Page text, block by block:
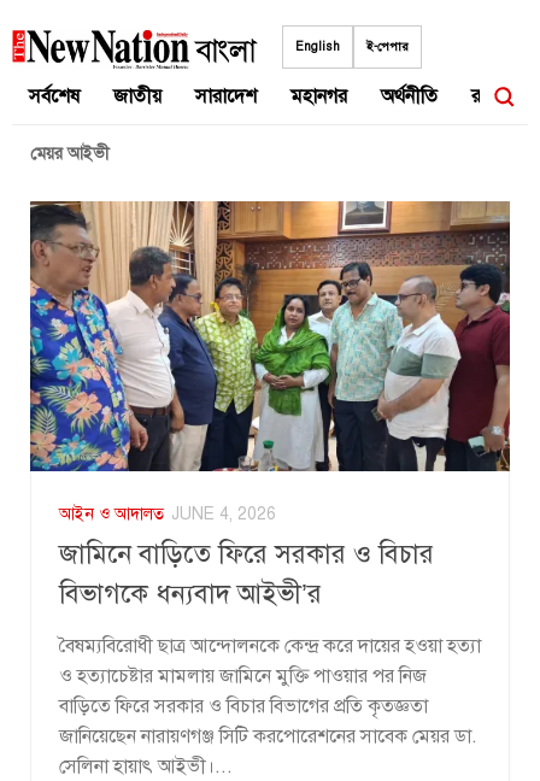
to
English ই-পেপার
সর্বশেষ জাতীয় সারাদেশ মহানগর অর্থনীতি রাজনীতি
মেয়র আইভী
আইন ও আদালত JUNE 4, 2026
জামিনে বাড়িতে ফিরে সরকার ও বিচার
বিভাগকে ধন্যবাদ আইভী’র
বৈষম্যবিরোধী ছাত্র আন্দোলনকে কেন্দ্র করে দায়ের হওয়া হত্যা
ও হত্যাচেষ্টার মামলায় জামিনে মুক্তি পাওয়ার পর নিজ
বাড়িতে ফিরে সরকার ও বিচার বিভাগের প্রতি কৃতজ্ঞতা
জানিয়েছেন নারায়ণগঞ্জ সিটি করপোরেশনের সাবেক মেয়র ডা.
সেলিনা হায়াৎ আইভী।...